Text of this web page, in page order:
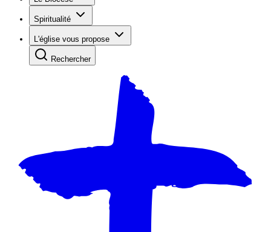
Spiritualité
L'église vous propose
Rechercher